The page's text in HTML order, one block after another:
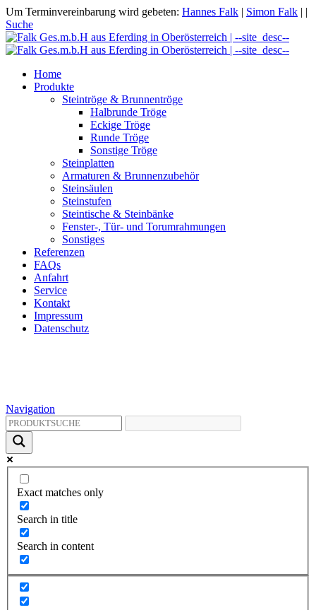
Um Terminvereinbarung wird gebeten: Hannes Falk | Simon Falk | |
Suche
Home
Produkte
Steintröge & Brunnentröge
Halbrunde Tröge
Eckige Tröge
Runde Tröge
Sonstige Tröge
Steinplatten
Armaturen & Brunnenzubehör
Steinsäulen
Steinstufen
Steintische & Steinbänke
Fenster-, Tür- und Torumrahmungen
Sonstiges
Referenzen
FAQs
Anfahrt
Service
Kontakt
Impressum
Datenschutz
Navigation
Exact matches only
Search in title
Search in content